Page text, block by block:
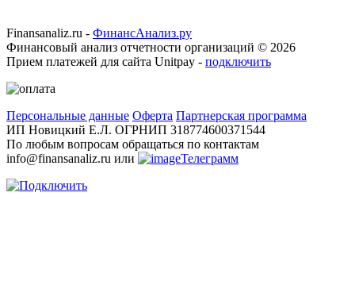
Finansanaliz.ru - ФинанcАнализ.ру
Финансовый анализ отчетности организаций © 2026
Прием платежей для сайта Unitpay - подключить
Персональные данные Оферта Партнерская программа
ИП Новицкий Е.Л. ОГРНИП 318774600371544
По любым вопросам обращаться по контактам
info@finansanaliz.ru или
Телеграмм